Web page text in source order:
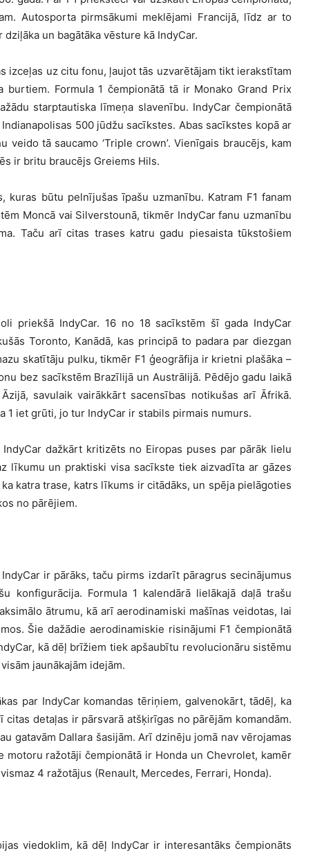
Autosporta pirmsākumi meklējami Francijā, līdz ar to
un bagātāka vēsture kā IndyCar.
izceļas uz citu fonu, ļaujot tās uzvarētājam tikt ierakstītam
burtiem. Formula 1 čempionātā tā ir Monako Grand Prix
starptautiska līmeņa slavenību. IndyCar čempionātā
500 jūdžu sacīkstes. Abas sacīkstes kopā ar
tā saucamo ‘Triple crown’. Vienīgais braucējs, kam
ir britu braucējs Greiems Hils.
kuras būtu pelnījušas īpašu uzmanību. Katram F1 fanam
Moncā vai Silverstounā, tikmēr IndyCar fanu uzmanību
Taču arī citas trases katru gadu piesaista tūkstošiem
priekšā IndyCar. 16 no 18 sacīkstēm šī gada IndyCar
Toronto, Kanādā, kas principā to padara par diezgan
skatītāju pulku, tikmēr F1 ģeogrāfija ir krietni plašāka –
bez sacīkstēm Brazīlijā un Austrālijā. Pēdējo gadu laikā
savulaik vairākkārt sacensības notikušas arī Āfrikā.
1 iet grūti, jo tur IndyCar ir stabils pirmais numurs.
dažkārt kritizēts no Eiropas puses par pārāk lielu
līkumu un praktiski visa sacīkste tiek aizvadīta ar gāzes
katra trase, katrs līkums ir citādāks, un spēja pielāgoties
no pārējiem.
ir pārāks, taču pirms izdarīt pāragrus secinājumus
konfigurācija. Formula 1 kalendārā lielākajā daļā trašu
ātrumu, kā arī aerodinamiski mašīnas veidotas, lai
Šie dažādie aerodinamiskie risinājumi F1 čempionātā
kā dēļ brīžiem tiek apšaubītu revolucionāru sistēmu
jaunākajām idejām.
par IndyCar komandas tēriņiem, galvenokārt, tādēļ, ka
citas detaļas ir pārsvarā atšķirīgas no pārējām komandām.
gatavām Dallara šasijām. Arī dzinēju jomā nav vērojamas
ražotāji čempionātā ir Honda un Chevrolet, kamēr
4 ražotājus (Renault, Mercedes, Ferrari, Honda).
viedoklim, kā dēļ IndyCar ir interesantāks čempionāts